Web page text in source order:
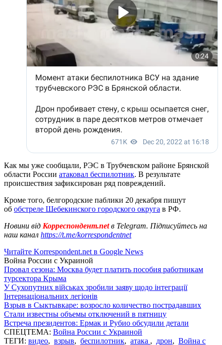
Как мы уже сообщали, РЭС в Трубчевском районе Брянской
области России атаковал беспилотник. В результате
происшествия зафиксирован ряд повреждений.
Кроме того, белгородские паблики 20 декабря пишут
об обстреле Шебекинского городского округа в РФ.
Новини від Корреспондент.netв Telegram. Підписуйтесь на
наш канал https://t.me/korrespondentnet
Читайте Korrespondent.net в Google News
Война России с Украиной
Провал сезона: Москва будет платить пособия работникам
турсектора Крыма
У Сухопутних військах зробили заяву щодо інтеграції
Інтернаціональних легіонів
Взрыв в Сыктывкаре: возросло количество пострадавших
Стали известны объемы отключений в пятницу
Встреча президентов: Ермак и Рубио обсудили детали
СПЕЦТЕМА: Война России с Украиной
ТЕГИ: видео, взрыв, беспилотник, атака , дрон, Война с